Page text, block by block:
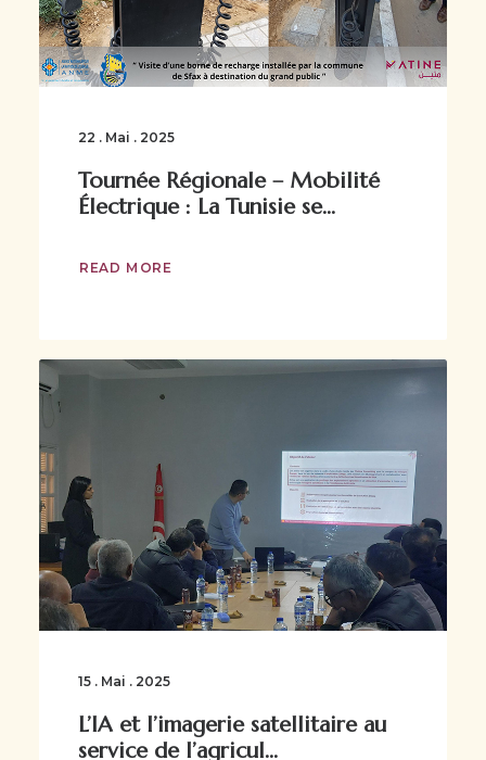
22 . Mai . 2025
Tournée Régionale – Mobilité
Électrique : La Tunisie se...
READ MORE
15 . Mai . 2025
L’IA et l’imagerie satellitaire au
service de l’agricul...